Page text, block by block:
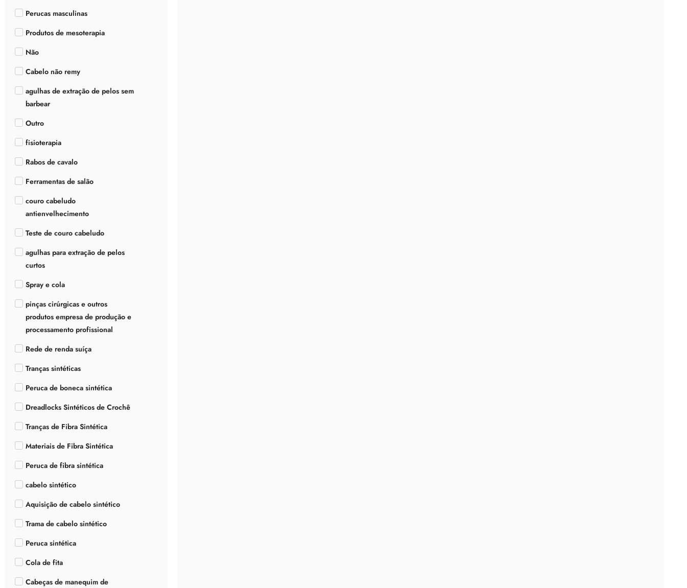
Perucas masculinas
Produtos de mesoterapia
Não
Cabelo não remy
agulhas de extração de pelos sem
barbear
Outro
fisioterapia
Rabos de cavalo
Ferramentas de salão
couro cabeludo
antienvelhecimento
Teste de couro cabeludo
agulhas para extração de pelos
curtos
Spray e cola
pinças cirúrgicas e outros
produtos empresa de produção e
processamento profissional
Rede de renda suíça
Tranças sintéticas
Peruca de boneca sintética
Dreadlocks Sintéticos de Crochê
Tranças de Fibra Sintética
Materiais de Fibra Sintética
Peruca de fibra sintética
cabelo sintético
Aquisição de cabelo sintético
Trama de cabelo sintético
Peruca sintética
Cola de fita
Cabeças de manequim de